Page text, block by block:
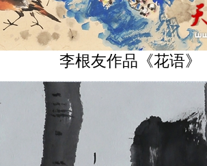
李根友作品《花语》